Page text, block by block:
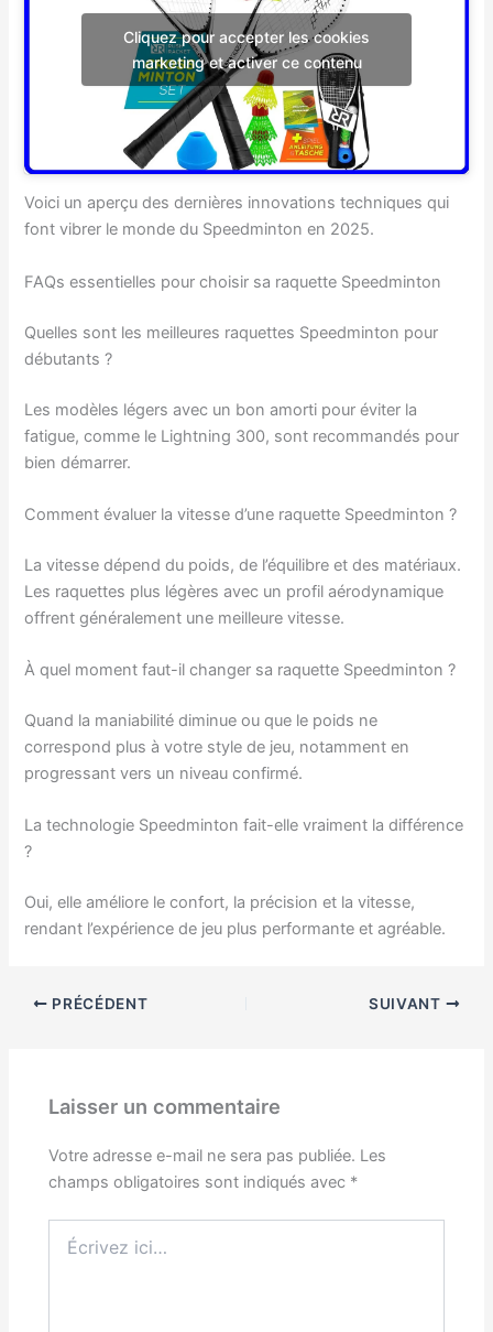
Cliquez pour accepter les cookies
marketing et activer ce contenu
Voici un aperçu des dernières innovations techniques qui
font vibrer le monde du Speedminton en 2025.
FAQs essentielles pour choisir sa raquette Speedminton
Quelles sont les meilleures raquettes Speedminton pour
débutants ?
Les modèles légers avec un bon amorti pour éviter la
fatigue, comme le Lightning 300, sont recommandés pour
bien démarrer.
Comment évaluer la vitesse d’une raquette Speedminton ?
La vitesse dépend du poids, de l’équilibre et des matériaux.
Les raquettes plus légères avec un profil aérodynamique
offrent généralement une meilleure vitesse.
À quel moment faut-il changer sa raquette Speedminton ?
Quand la maniabilité diminue ou que le poids ne
correspond plus à votre style de jeu, notamment en
progressant vers un niveau confirmé.
La technologie Speedminton fait-elle vraiment la différence
?
Oui, elle améliore le confort, la précision et la vitesse,
rendant l’expérience de jeu plus performante et agréable.
PRÉCÉDENT SUIVANT
Laisser un commentaire
Votre adresse e-mail ne sera pas publiée. Les
champs obligatoires sont indiqués avec *
ici…